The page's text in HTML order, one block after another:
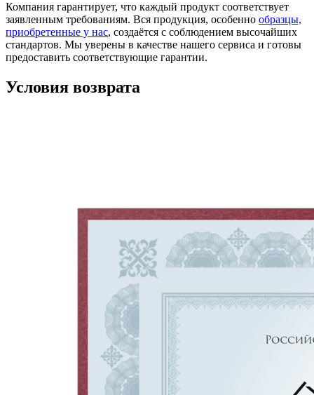
Компания гарантирует, что каждый продукт соответствует
заявленным требованиям. Вся продукция, особенно образцы,
приобретенные у нас, создаётся с соблюдением высочайших
стандартов. Мы уверены в качестве нашего сервиса и готовы
предоставить соответствующие гарантии.
Условия возврата